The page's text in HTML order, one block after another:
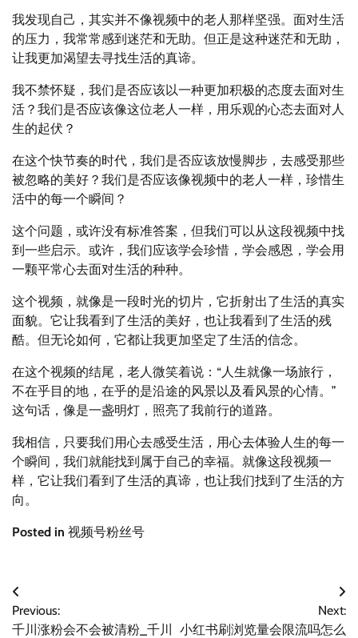
我发现自己，其实并不像视频中的老人那样坚强。面对生活
的压力，我常常感到迷茫和无助。但正是这种迷茫和无助，
让我更加渴望去寻找生活的真谛。
我不禁怀疑，我们是否应该以一种更加积极的态度去面对生
活？我们是否应该像这位老人一样，用乐观的心态去面对人
生的起伏？
在这个快节奏的时代，我们是否应该放慢脚步，去感受那些
被忽略的美好？我们是否应该像视频中的老人一样，珍惜生
活中的每一个瞬间？
这个问题，或许没有标准答案，但我们可以从这段视频中找
到一些启示。或许，我们应该学会珍惜，学会感恩，学会用
一颗平常心去面对生活的种种。
这个视频，就像是一段时光的切片，它折射出了生活的真实
面貌。它让我看到了生活的美好，也让我看到了生活的残
酷。但无论如何，它都让我更加坚定了生活的信念。
在这个视频的结尾，老人微笑着说：“人生就像一场旅行，
不在乎目的地，在乎的是沿途的风景以及看风景的心情。”
这句话，像是一盏明灯，照亮了我前行的道路。
我相信，只要我们用心去感受生活，用心去体验人生的每一
个瞬间，我们就能找到属于自己的幸福。就像这段视频一
样，它让我们看到了生活的真谛，也让我们找到了生活的方
向。
Posted in 视频号粉丝号
文
章
Previous:
千川涨粉会不会被清粉_千川
Next:
小红书刷浏览量会限流吗怎么